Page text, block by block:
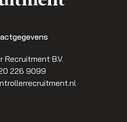
Recruitment B.V.
226 9099